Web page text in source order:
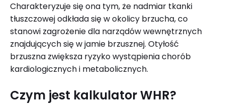
Charakteryzuje się ona tym, że nadmiar tkanki
tłuszczowej odkłada się w okolicy brzucha, co
stanowi zagrożenie dla narządów wewnętrznych
znajdujących się w jamie brzusznej. Otyłość
brzuszna zwiększa ryzyko wystąpienia chorób
kardiologicznych i metabolicznych.
Czym jest kalkulator WHR?